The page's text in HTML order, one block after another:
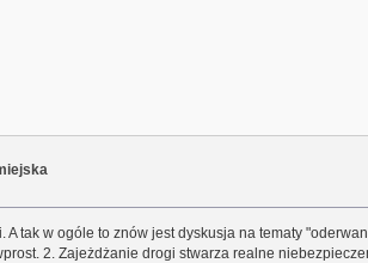
tak w ogóle to znów jest dyskusja na tematy
2. Zajeżdżanie drogi stwarza realne